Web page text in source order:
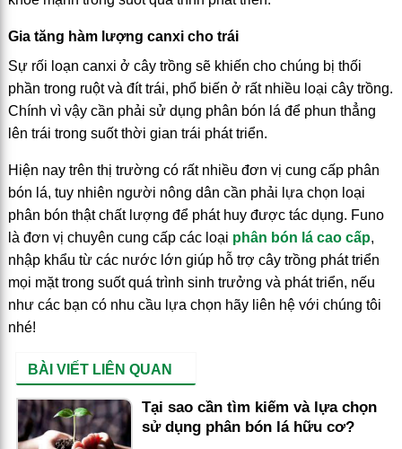
Gia tăng hàm lượng canxi cho trái
Sự rối loạn canxi ở cây trồng sẽ khiến cho chúng bị thối
phần trong ruột và đít trái, phổ biến ở rất nhiều loại cây trồng.
Chính vì vậy cần phải sử dụng phân bón lá để phun thẳng
lên trái trong suốt thời gian trái phát triển.
Hiện nay trên thị trường có rất nhiều đơn vị cung cấp phân
bón lá, tuy nhiên người nông dân cần phải lựa chọn loại
phân bón thật chất lượng để phát huy được tác dụng. Funo
là đơn vị chuyên cung cấp các loại phân bón lá cao cấp,
nhập khẩu từ các nước lớn giúp hỗ trợ cây trồng phát triển
mọi mặt trong suốt quá trình sinh trưởng và phát triển, nếu
như các bạn có nhu cầu lựa chọn hãy liên hệ với chúng tôi
nhé!
BÀI VIẾT LIÊN QUAN
Tại sao cần tìm kiếm và lựa chọn
sử dụng phân bón lá hữu cơ?